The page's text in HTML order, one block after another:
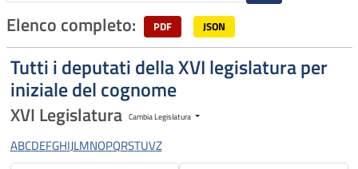
Elenco completo: PDF JSON
Tutti i deputati della XVI legislatura per
iniziale del cognome
XVI Legislatura Cambia Legislatura
ABCDEFGHIJLMNOPQRSTUVZ